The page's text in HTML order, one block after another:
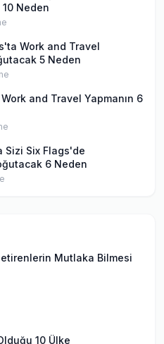
10 Neden
Work and Travel
5 Neden
and Travel Yapmanın 6
Sizi Six Flags'de
6 Neden
Mutlaka Bilmesi
10 Ülke